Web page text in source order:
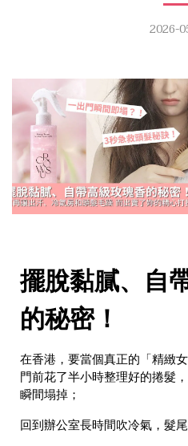
2026-
擺脫黏膩、自
的秘密！
在香港，要當個真正的「精緻
門前花了半小時整理好的捲髮
瞬間塌掉；
回到辦公室長時間吹冷氣，髮